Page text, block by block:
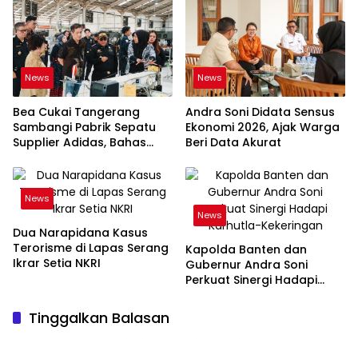
News
Bea Cukai Tangerang
Sambangi Pabrik Sepatu
Supplier Adidas, Bahas
News
Andra Soni Didata Sensus
Ekonomi 2026, Ajak Warga
Beri Data Akurat
News
Dua Narapidana Kasus
Terorisme di Lapas Serang
Ikrar Setia NKRI
News
Kapolda Banten dan
Gubernur Andra Soni
Perkuat Sinergi Hadapi
Tinggalkan Balasan